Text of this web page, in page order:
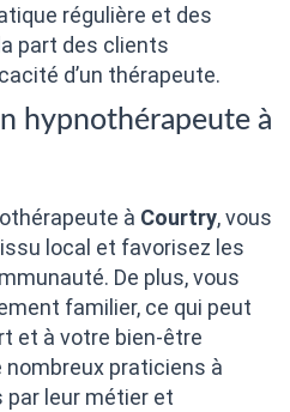
régulière et des
part des clients
d’un thérapeute.
hypnothérapeute à
à Courtry, vous
local et favorisez les
De plus, vous
familier, ce qui peut
et à votre bien-être
nombreux praticiens à
leur métier et